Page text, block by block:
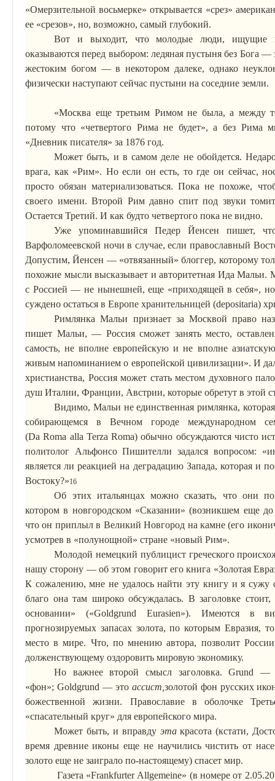
«Омерзительной восьмерке» открывается «срез»
ее «срезов», но, возможно, самый глубокий.
Вот и выходит, что молодые люди, ищущие
оказываются перед выбором: ледяная пустыня без Бога —
жестоким богом — в некотором далеке, однако
физически наступают сейчас пустыни на соседние земли.
«Москва еще третьим Римом не была, а между
потому что «четвертого Рима не будет», а без Рима
«Дневник писателя» за 1876 год.
Может быть, и в самом деле не обойдется.
врага, как «Рим». Но если он есть, то где он сейчас,
просто обязан материализоваться. Пока не похоже,
своего имени. Второй Рим давно спит под звуки
Остается Третий. И как будто четвертого пока не видно.
Уже упоминавшийсяПедер Йенсен пишет,
Варфоломеевской ночи в случае, если православный
Допустим,Йенсен — «отвязанный»блоггер, которому
похожие мысли высказывает и авторитетная Ида Мальи.
с Россией — не нынешней, еще «приходящей в себя»,
суждено остаться в Европе хранительницей (depositaria)
РимлянкаМальи признает за Москвой право
пишет Мальи, — Россия сможет занять место,
самость, не вполне европейскую и не вполне
живым напоминанием о европейской цивилизации». И
христианства, Россия может стать местом духовного
душ Италии, Франции, Австрии, которые обретут в этой
Видимо, Мальи не единственная римлянка,
собирающемся в Вечном городе международном
(Da Roma alla Terza Roma) обычно обсуждаются чисто
политолог Альфонсо Пишителли задался вопросом:
является ли реакцией на деградацию Запада, которая и
Востоку?»16
Об этих итальянцах можно сказать, что они
котором в новгородском «Сказании» (возникшем еще
что он приплыл в Великий Новгород на камне (его
усмотрев в «полунощной» стране «новый Рим».
Молодой немецкий публицист греческого
нашу сторону — об этом говорит его книга «Золотая
К сожалению, мне не удалось найти эту книгуи я сужу
благо она там широко обсуждалась. В заголовке
основании» («Goldgrund Eurasien»). Имеются в
прогнозируемых запасах золота, по которым Евразия,
место в мире. Что, по мнению автора, позволит России
долженствующему оздоровить мировую экономику.
Но важнее второй смысл заголовка.Grund —
«фон»; Goldgrund — это ассист золотой фон русских
божественной жизни. Православие в оболочке Т
«спасательный круг» для европейского мира.
Может быть, и вправду этакрасота (кстати,
время древние иконы еще не научились чистить от
золото еще не заиграло по-настоящему) спасет мир.
Газета «Frankfurter Allgemeine» (в номере от